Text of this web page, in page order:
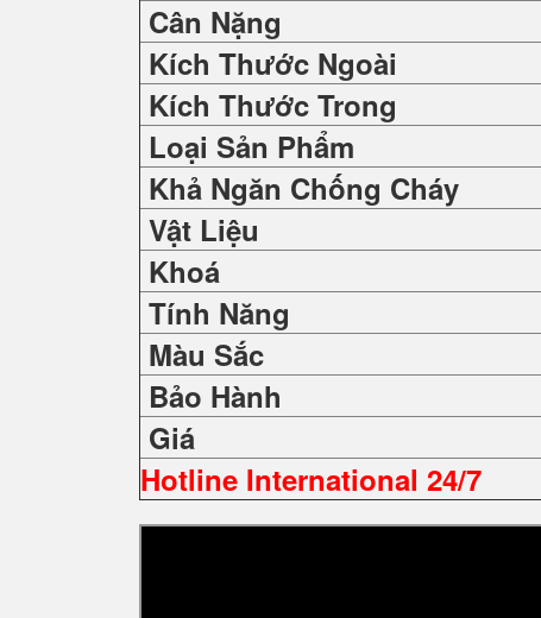
Cân Nặng
Kích Thước Ngoài
Kích Thước Trong
Loại Sản Phẩm
Khả Ngăn Chống Cháy
Vật Liệu
Khoá
Tính Năng
Màu Sắc
Bảo Hành
Giá
Hotline International 24/7